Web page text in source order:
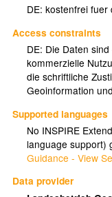
DE: kostenfrei
Access constraints
DE: Die Daten
kommerzielle
die schriftliche
Geoinformation
Supported languages
No INSPIRE
language support)
Guidance - View
Data provider